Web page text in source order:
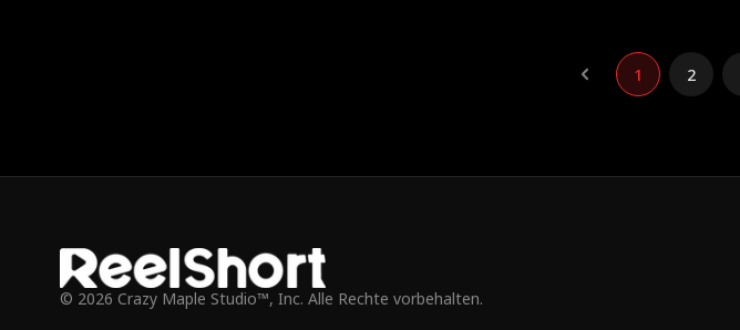
1 2
© 2026 Crazy Maple Studio™, Inc. Alle Rechte vorbehalten.